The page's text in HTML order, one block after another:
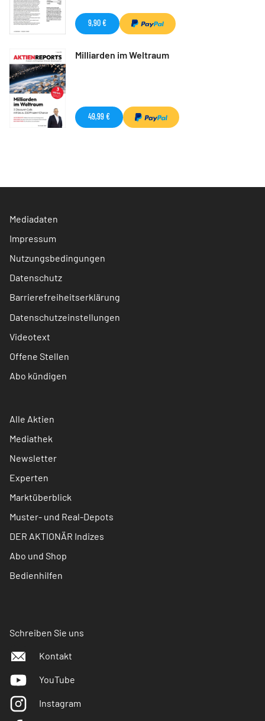
9,90 €
Milliarden im Weltraum
49,99 €
Mediadaten
Impressum
Nutzungsbedingungen
Datenschutz
Barrierefreiheitserklärung
Datenschutzeinstellungen
Videotext
Offene Stellen
Abo kündigen
Alle Aktien
Mediathek
Newsletter
Experten
Marktüberblick
Muster- und Real-Depots
DER AKTIONÄR Indizes
Abo und Shop
Bedienhilfen
Schreiben Sie uns
Kontakt
YouTube
Instagram